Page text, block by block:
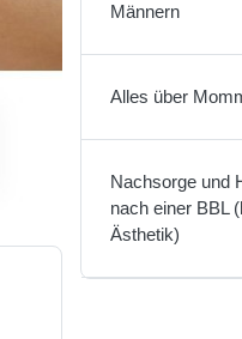
Männern
Alles über
Nachsorge und
nach einer BBL
Ästhetik)